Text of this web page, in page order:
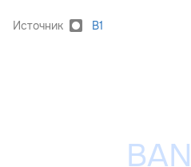
Источник B1